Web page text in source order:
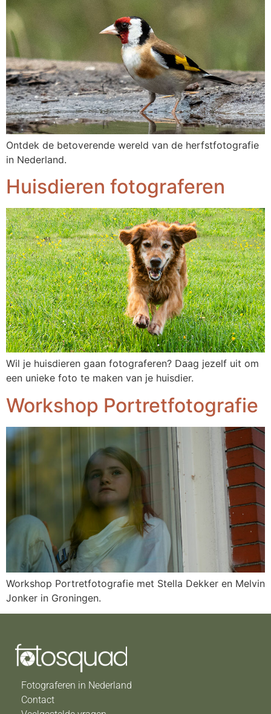
Ontdek de betoverende wereld van de herfstfotografie
in Nederland.
Huisdieren fotograferen
Wil je huisdieren gaan fotograferen? Daag jezelf uit om
een unieke foto te maken van je huisdier.
Workshop Portretfotografie
Workshop Portretfotografie met Stella Dekker en Melvin
Jonker in Groningen.
Fotograferen in Nederland
Contact